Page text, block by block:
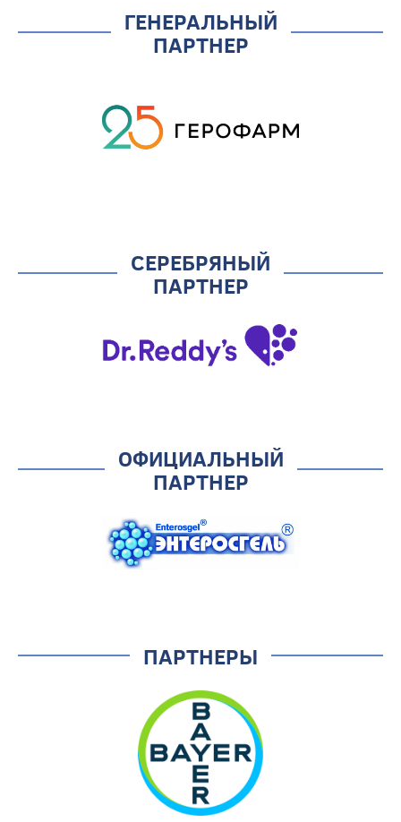
ГЕНЕРАЛЬНЫЙ
ПАРТНЕР
СЕРЕБРЯНЫЙ
ПАРТНЕР
ОФИЦИАЛЬНЫЙ
ПАРТНЕР
ПАРТНЕРЫ